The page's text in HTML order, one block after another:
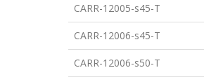
CARR-12005-s45-T
CARR-12006-s45-T
CARR-12006-s50-T